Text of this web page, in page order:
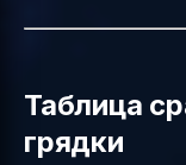
Таблица
грядки